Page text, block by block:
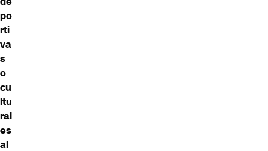
po
rti
va
s
o
cu
ltu
ral
es
al